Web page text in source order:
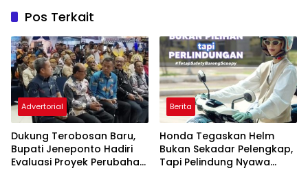
Pos Terkait
Advertorial
Dukung Terobosan Baru,
Bupati Jeneponto Hadiri
Evaluasi Proyek Perubahan
Berita
Honda Tegaskan Helm
Bukan Sekadar Pelengkap,
Tapi Pelindung Nyawa